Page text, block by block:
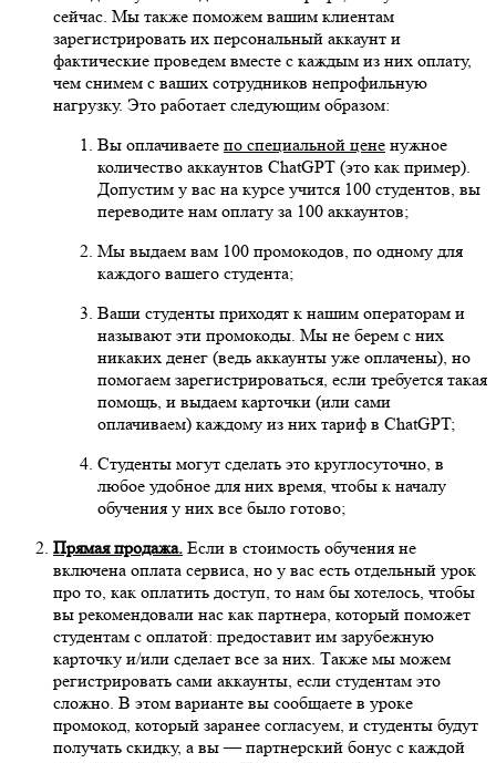
сейчас. Мы также поможем вашим клиентам
зарегистрировать их персональный аккаунт и
фактические проведем вместе с каждым из них оплату,
чем снимем с ваших сотрудников непрофильную
нагрузку. Это работает следующим образом:
Вы оплачиваете по специальной цене нужное
количество аккаунтов ChatGPT (это как пример).
Допустим у вас на курсе учится 100 студентов, вы
переводите нам оплату за 100 аккаунтов;
Мы выдаем вам 100 промокодов, по одному для
каждого вашего студента;
Ваши студенты приходят к нашим операторам и
называют эти промокоды. Мы не берем с них
никаких денег (ведь аккаунты уже оплачены), но
помогаем зарегистрироваться, если требуется такая
помощь, и выдаем карточки (или сами
оплачиваем) каждому из них тариф в ChatGPT;
Студенты могут сделать это круглосуточно, в
любое удобное для них время, чтобы к началу
обучения у них все было готово;
Прямая продажа. Если в стоимость обучения не
включена оплата сервиса, но у вас есть отдельный урок
про то, как оплатить доступ, то нам бы хотелось, чтобы
вы рекомендовали нас как партнера, который поможет
студентам с оплатой: предоставит им зарубежную
карточку и/или сделает все за них. Также мы можем
регистрировать сами аккаунты, если студентам это
сложно. В этом варианте вы сообщаете в уроке
промокод, который заранее согласуем, и студенты будут
получать скидку, а вы — партнерский бонус с каждой